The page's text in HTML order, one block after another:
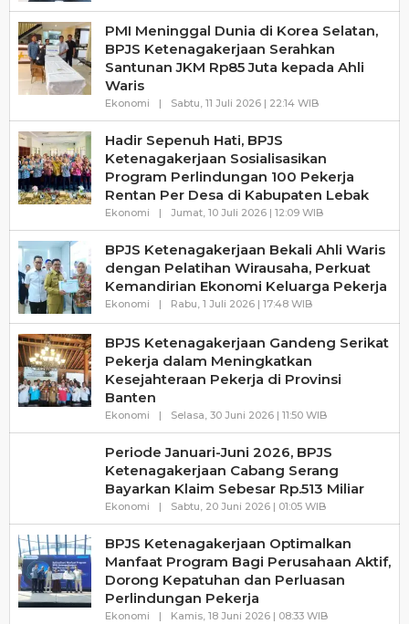
PMI Meninggal Dunia di Korea Selatan,
BPJS Ketenagakerjaan Serahkan
Santunan JKM Rp85 Juta kepada Ahli
Waris
Ekonomi | Sabtu, 11 Juli 2026 | 22:14 WIBOleh
Hadir Sepenuh Hati, BPJS
Ketenagakerjaan Sosialisasikan
Program Perlindungan 100 Pekerja
Rentan Per Desa di Kabupaten Lebak
Ekonomi | Jumat, 10 Juli 2026 | 12:09 WIBOleh
BPJS Ketenagakerjaan Bekali Ahli Waris
dengan Pelatihan Wirausaha, Perkuat
Kemandirian Ekonomi Keluarga Pekerja
Ekonomi | Rabu, 1 Juli 2026 | 17:48 WIBOleh
BPJS Ketenagakerjaan Gandeng Serikat
Pekerja dalam Meningkatkan
Kesejahteraan Pekerja di Provinsi
Banten
Ekonomi | Selasa, 30 Juni 2026 | 11:50 WIBOleh
Periode Januari-Juni 2026, BPJS
Ketenagakerjaan Cabang Serang
Bayarkan Klaim Sebesar Rp.513 Miliar
Ekonomi | Sabtu, 20 Juni 2026 | 01:05 WIBOleh
BPJS Ketenagakerjaan Optimalkan
Manfaat Program Bagi Perusahaan Aktif,
Dorong Kepatuhan dan Perluasan
Perlindungan Pekerja
Ekonomi | Kamis, 18 Juni 2026 | 08:33 WIBOleh